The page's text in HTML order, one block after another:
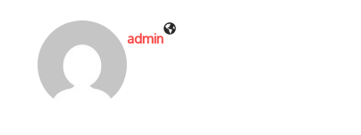
admin